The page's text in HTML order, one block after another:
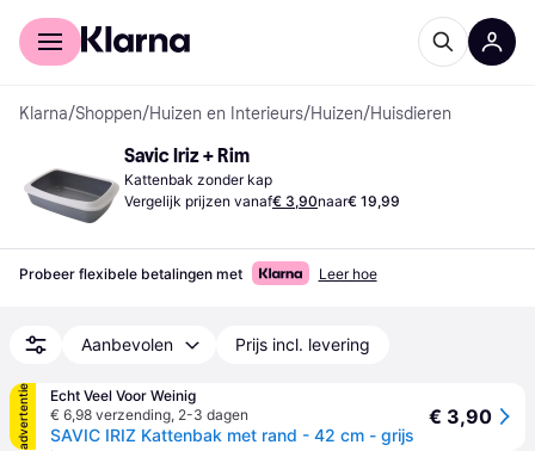
Voor shoppers
Klarna/Shoppen/Huizen en Interieurs/Huizen/Huisdieren
Savic Iriz + Rim
Kattenbak zonder kap
Vergelijk prijzen vanaf€ 3,90naar€ 19,99
Probeer flexibele betalingen met Leer hoe
Aanbevolen Prijs incl. levering
advertentie
Echt Veel Voor Weinig
€ 6,98 verzending, 2-3 dagen
SAVIC IRIZ Kattenbak met rand - 42 cm - grijs
€ 3,90